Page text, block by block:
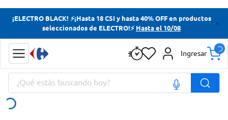
¡ELECTRO BLACK! ⚡¡Hasta 18 CSI y hasta 40% OFF en productos
seleccionados de ELECTRO!⚡ Hasta el 10/08
Ingresar
¿Qué estás buscando hoy?
Términos más buscados
Términos más buscados
Cerveza
Doves
Papas Fritas